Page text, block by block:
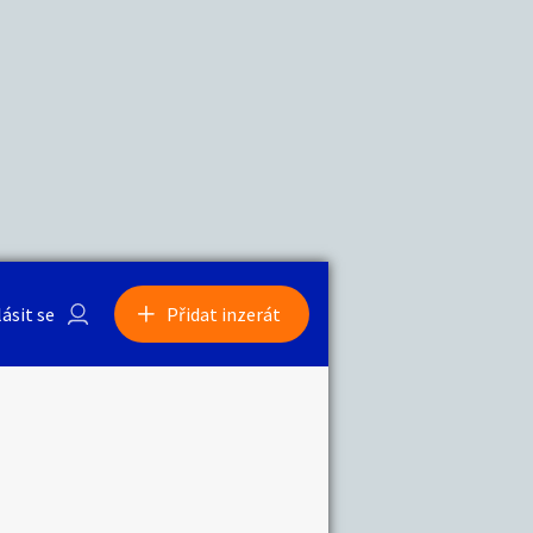
se Přidat inzerát
Sběratelství
0/1000